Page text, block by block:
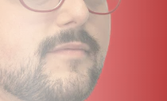
automatique des
automatique des
perte de données en
données enregistrées